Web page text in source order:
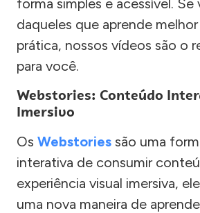
forma simples e acessível. Se
daqueles que aprende
prática, nossos vídeos são o
para você.
Webstories: Conteúdo
Imersivo
Os Webstories são uma
interativa de consumir
experiência visual imersiva,
uma nova maneira de